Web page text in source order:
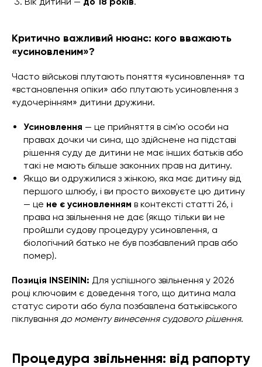
Критично важливий нюанс: кого вважають
«усиновленим»?
Часто військові плутають поняття «усиновлення» та
«встановлення опіки» або плутають усиновлення з
«удочерінням» дитини дружини.
Усиновлення — це прийняття в сім'ю особи на
правах дочки чи сина, що здійснене на підставі
рішення суду де дитини не має інших батьків або
такі не мають більше законних прав на дитину.
Якщо ви одружилися з жінкою, яка має дитину від
першого шлюбу, і ви просто виховуєте цю дитину
— це не є усиновленням в контексті статті 26, і
права на звільнення не дає (якщо тільки ви не
пройшли судову процедуру усиновлення, а
біологічний батько не був позбавлений прав або
помер).
Позиція INSEININ: Для успішного звільнення у 2026
році ключовим є доведення того, що дитина мала
статус сироти або була позбавлена батьківського
піклування до моменту винесення судового рішення.
Процедура звільнення: від рапорту